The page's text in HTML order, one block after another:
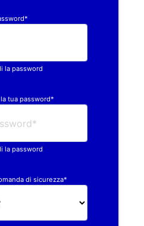
la password
tua password*
la password
di sicurezza*